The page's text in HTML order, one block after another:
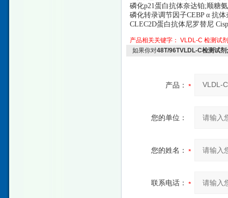
磷化p21蛋白抗体奈达铂;顺糖
磷化转录调节因子CEBP α 抗
CLEC2D蛋白抗体尼罗替尼
产品相关关键字： VLDL-C 检测试
如果你对48T/96TVLDL-C检测试剂
产品：
您的单位：
您的姓名：
联系电话：